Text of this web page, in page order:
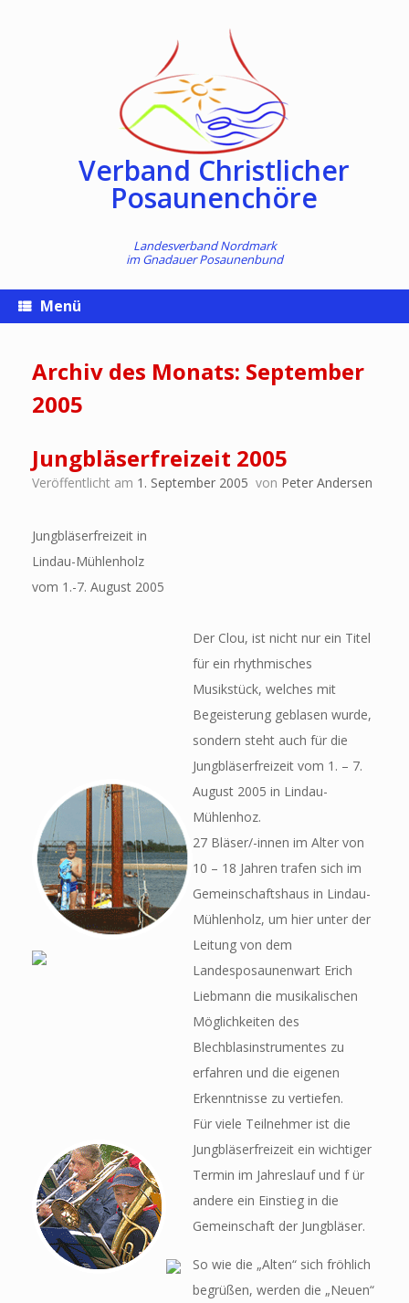
Verband Christlicher
Posaunenchöre
Landesverband Nordmark
imGnadauer Posaunenbund
Menü
Archiv des Monats: September
2005
Jungbläserfreizeit 2005
Veröffentlicht am 1. September 2005 von Peter Andersen
Jungbläserfreizeit in
Lindau-Mühlenholz
vom 1.-7. August 2005
Der Clou, ist nicht nur ein Titel
für ein rhythmisches
Musikstück, welches mit
Begeisterung geblasen wurde,
sondern steht auch für die
Jungbläserfreizeit vom 1. – 7.
August 2005 in Lindau-
Mühlenhoz.
27 Bläser/-innen im Alter von
10 – 18 Jahren trafen sich im
Gemeinschaftshaus in Lindau-
Mühlenholz, um hier unter der
Leitung von dem
Landesposaunenwart Erich
Liebmann die musikalischen
Möglichkeiten des
Blechblasinstrumentes zu
erfahren und die eigenen
Erkenntnisse zu vertiefen.
Für viele Teilnehmer ist die
Jungbläserfreizeit ein wichtiger
Termin im Jahreslauf und f ür
andere ein Einstieg in die
Gemeinschaft der Jungbläser.
So wie die „Alten“ sich fröhlich
begrüßen, werden die „Neuen“